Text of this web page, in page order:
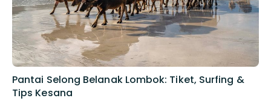
Pantai Selong Belanak Lombok: Tiket, Surfing &
Tips Kesana